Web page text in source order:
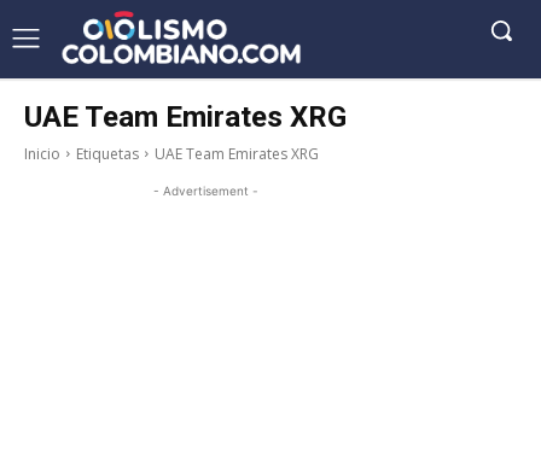
UAE Team Emirates XRG
Inicio Etiquetas UAE Team Emirates XRG
- Advertisement -